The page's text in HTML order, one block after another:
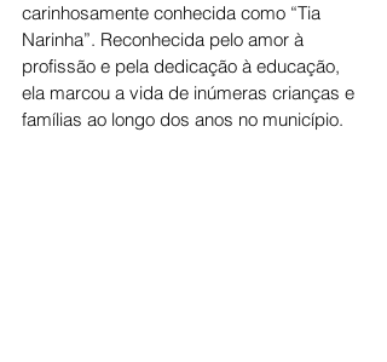
carinhosamente conhecida como “Tia
Narinha”. Reconhecida pelo amor à
profissão e pela dedicação à educação,
ela marcou a vida de inúmeras crianças e
famílias ao longo dos anos no município.